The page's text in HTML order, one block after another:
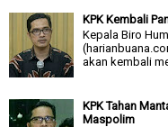
KPK Kembali
Kepala Biro
akan kembali
KPK Tahan
Maspolim